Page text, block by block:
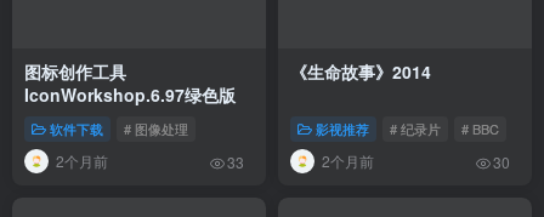
图标创作工具
IconWorkshop.6.97绿色版
软件下载 # 图像处理
2个月前 33
《生命故事》2014
影视推荐 # 纪录片 # BBC
2个月前 30